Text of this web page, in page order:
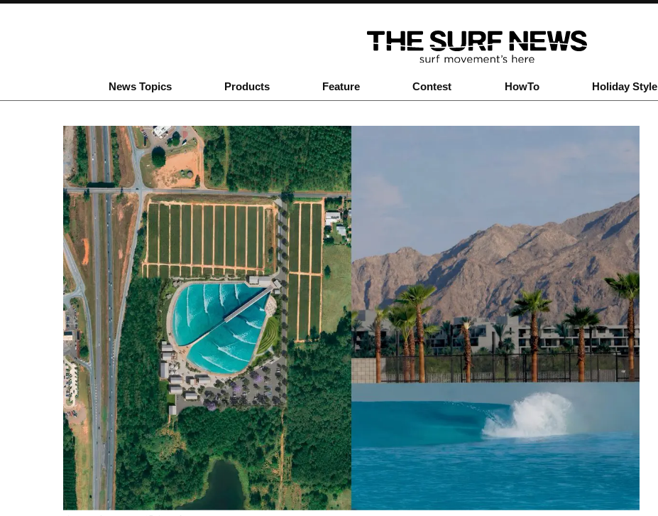
News Topics Products Feature Contest HowTo Holiday Style